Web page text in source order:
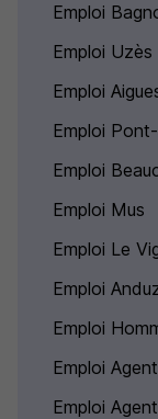
Emploi
Emploi Uzès
Emploi
Emploi
Emploi
Emploi Mus
Emploi Le
Emploi
Emploi
Emploi
Emploi